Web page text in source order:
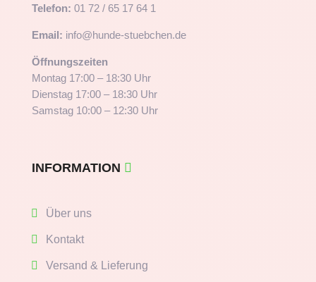
Telefon: 01 72 / 65 17 64 1
Email: info@hunde-stuebchen.de
Öffnungszeiten
Montag 17:00 – 18:30 Uhr
Dienstag 17:00 – 18:30 Uhr
Samstag 10:00 – 12:30 Uhr
INFORMATION
Über uns
Kontakt
Versand & Lieferung